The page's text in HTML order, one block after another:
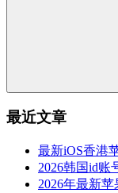
最近文章
最新iOS香港
2026韩国id账
2026年最新